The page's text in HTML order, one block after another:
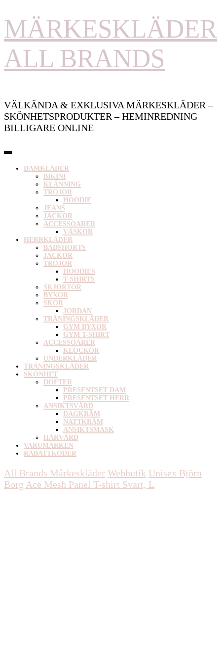
MÄRKESKLÄDER
ALL BRANDS
VÄLKÄNDA & EXKLUSIVA MÄRKESKLÄDER –
SKÖNHETSPRODUKTER – HEMINREDNING
BILLIGARE ONLINE
DAMKLÄDER
BIKINI
KLÄNNING
TRÖJOR
HOODIE
JEANS
JACKOR
ACCESSOARER
VÄSKOR
HERRKLÄDER
BADSHORTS
JACKOR
TRÖJOR
HOODIES
T-SHIRTS
SKJORTOR
BYXOR
SKOR
JORDAN
TRÄNINGSKLÄDER
GYM BYXOR
GYM T-SHIRT
ACCESSOARER
KLOCKOR
UNDERKLÄDER
TRÄNINGSKLÄDER
SKÖNHET
DOFTER
PRESENTSET DAM
PRESENTSET HERR
ANSIKTSVÅRD
DAGKRÄM
NATTKRÄM
ANSIKTSMASK
HÅRVÅRD
VARUMÄRKEN
RABATTKODER
All Brands Mårkeskläder Webbutik Unisex Björn
Borg Ace Mesh Panel T-shirt Svart, L